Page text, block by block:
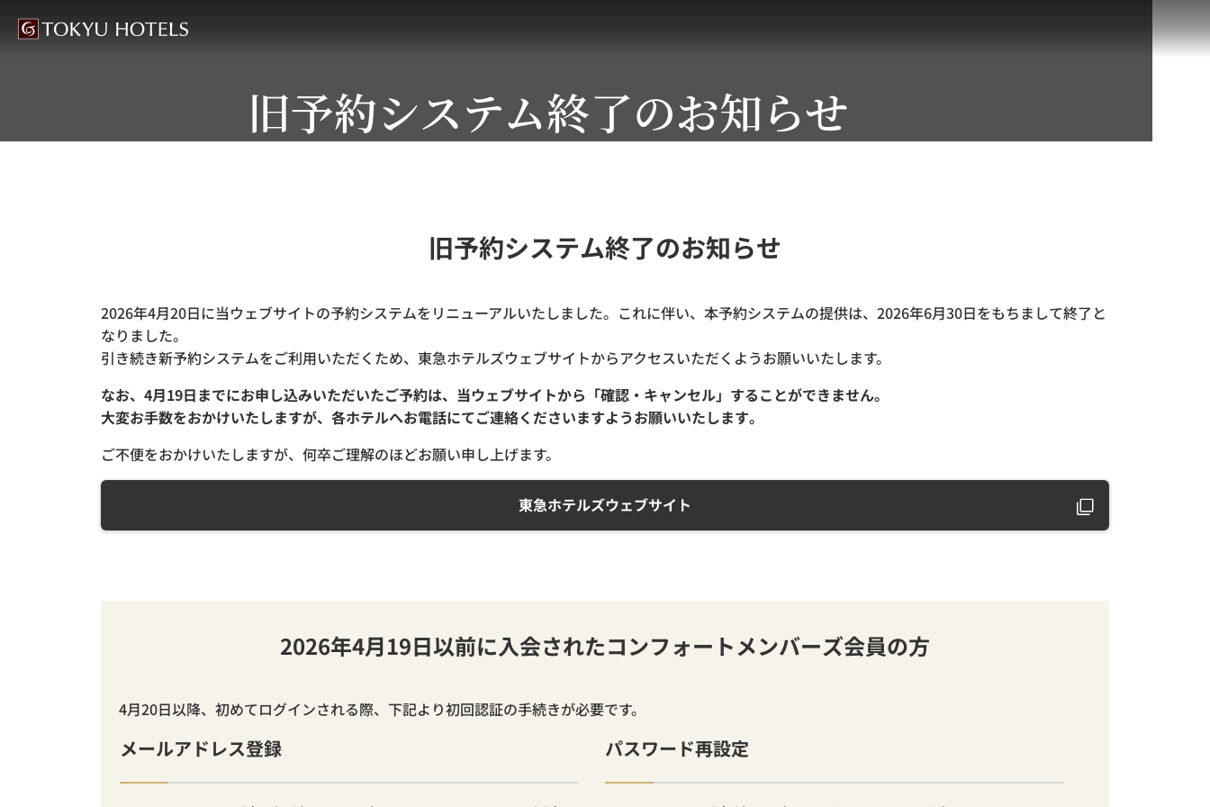
旧予約システム終了のお知らせ
旧予約システム終了のお知らせ
2026年4月20日に当ウェブサイトの予約システムをリニューアルいたしました。これに伴い、本予約システムの提供は、2026年6月30日をもちまして終了と
なりました。
引き続き新予約システムをご利用いただくため、東急ホテルズウェブサイトからアクセスいただくようお願いいたします。
なお、4月19日までにお申し込みいただいたご予約は、当ウェブサイトから「確認・キャンセル」することができません。
大変お手数をおかけいたしますが、各ホテルへお電話にてご連絡くださいますようお願いいたします。
ご不便をおかけいたしますが、何卒ご理解のほどお願い申し上げます。
東急ホテルズウェブサイト
2026年4月19日以前に入会されたコンフォートメンバーズ会員の方
4月20日以降、初めてログインされる際、下記より初回認証の手続きが必要です。
メールアドレス登録 パスワード再設定